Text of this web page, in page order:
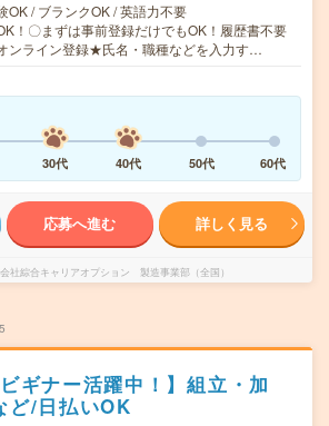
OK / ブランクOK / 英語力不要
！〇まずは事前登録だけでもOK！履歴書不要
ンライン登録★氏名・職種などを入力す…
30代 40代 50代 60代
応募へ進む 詳しく見る
社綜合キャリアオプション 製造事業部（全国）
ギナー活躍中！】組立・加
ど/日払いOK